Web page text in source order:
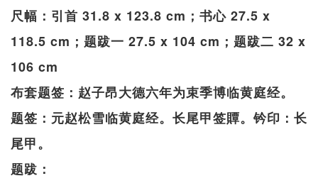
尺幅：引首 31.8 x 123.8 cm；书心 27.5 x
118.5 cm；题跋一 27.5 x 104 cm；题跋二 32 x
106 cm
布套题签：赵子昂大德六年为束季博临黄庭经。
题签：元赵松雪临黄庭经。长尾甲签贉。钤印：长
尾甲。
题跋：